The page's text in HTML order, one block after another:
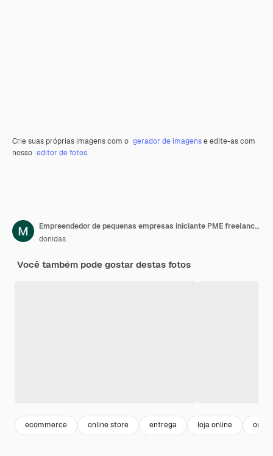
Crie suas próprias imagens com o gerador de imagense edite-as com
nosso editor de fotos.
Empreendedor de pequenas empresas iniciante PME freelancer Retrato de mulher jovem trabalhando em casa escritório BOX smartphone laptop marketing on-line entrega de embalagens b2b conceito de comércio eletrônico PME
donidas
Você também pode gostar destas fotos
ecommerce online store entrega loja online